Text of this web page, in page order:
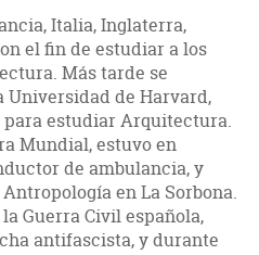
Italia, Inglaterra,
el fin de estudiar a los
Más tarde se
de Harvard,
para estudiar Arquitectura.
Mundial, estuvo en
de ambulancia, y
en La Sorbona.
Guerra Civil española,
antifascista, y durante